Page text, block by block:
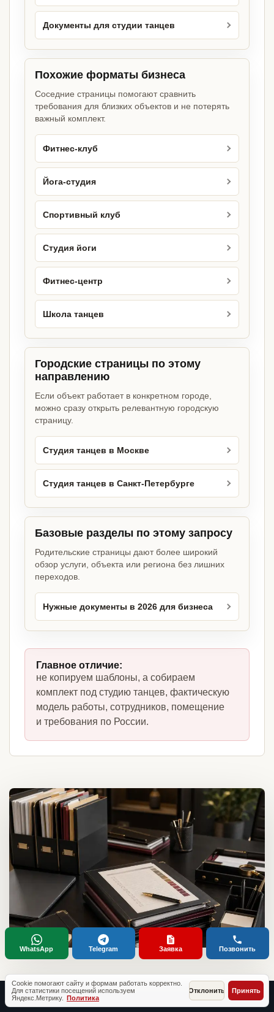
Документы для студии танцев
Похожие форматы бизнеса
Соседние страницы помогают сравнить
требования для близких объектов и не потерять
важный комплект.
Фитнес-клуб
Йога-студия
Спортивный клуб
Студия йоги
Фитнес-центр
Школа танцев
Городские страницы по этому
направлению
Если объект работает в конкретном городе,
можно сразу открыть релевантную городскую
страницу.
Студия танцев в Москве
Студия танцев в Санкт-Петербурге
Базовые разделы по этому запросу
Родительские страницы дают более широкий
обзор услуги, объекта или региона без лишних
переходов.
Нужные документы в 2026 для бизнеса
Главное отличие:
не копируем шаблоны, а собираем
комплект под студию танцев, фактическую
модель работы, сотрудников, помещение
и требования по России.
Cookie помогают сайту и формам работать корректно.
Для статистики посещений используем
Яндекс.Метрику. Политика
Отклонить Принять
WhatsApp Telegram Заявка Позвонить